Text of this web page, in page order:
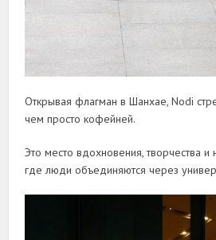
Открывая флагман в Шанхае, Nodi
чем просто кофейней.
Это место вдохновения, творчества и
где люди объединяются через